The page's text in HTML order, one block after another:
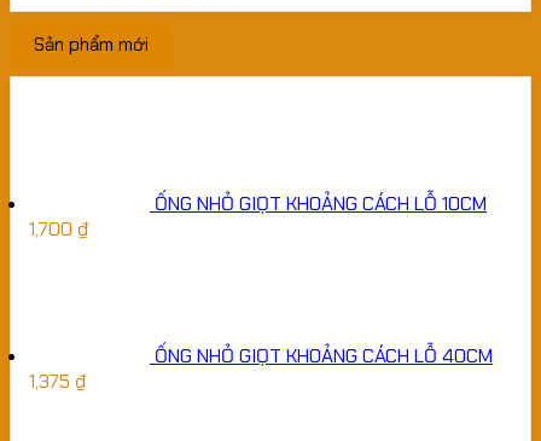
Sản phẩm mới
ỐNG NHỎ GIỌT KHOẢNG CÁCH LỖ 10CM
1,700 ₫
ỐNG NHỎ GIỌT KHOẢNG CÁCH LỖ 40CM
1,375 ₫